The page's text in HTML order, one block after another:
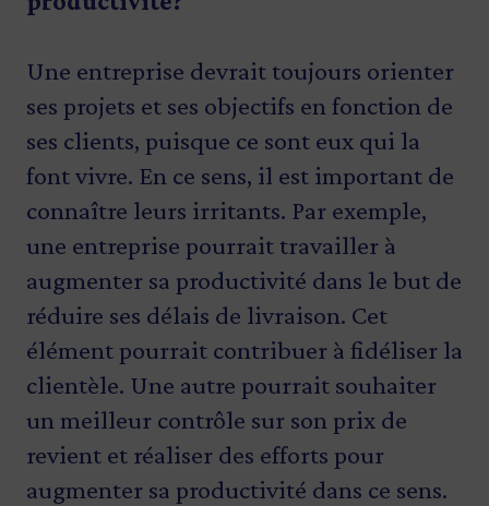
Une entreprise devrait toujours orienter
ses projets et ses objectifs en fonction de
ses clients, puisque ce sont eux qui la
font vivre. En ce sens, il est important de
connaître leurs irritants. Par exemple,
une entreprise pourrait travailler à
augmenter sa productivité dans le but de
réduire ses délais de livraison. Cet
élément pourrait contribuer à fidéliser la
clientèle. Une autre pourrait souhaiter
un meilleur contrôle sur son prix de
revient et réaliser des efforts pour
augmenter sa productivité dans ce sens.